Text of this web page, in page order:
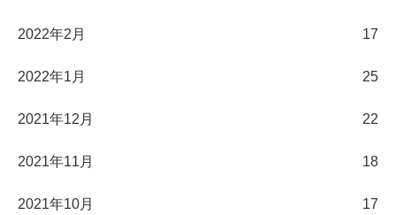
2022年2月 17
2022年1月 25
2021年12月 22
2021年11月 18
2021年10月 17